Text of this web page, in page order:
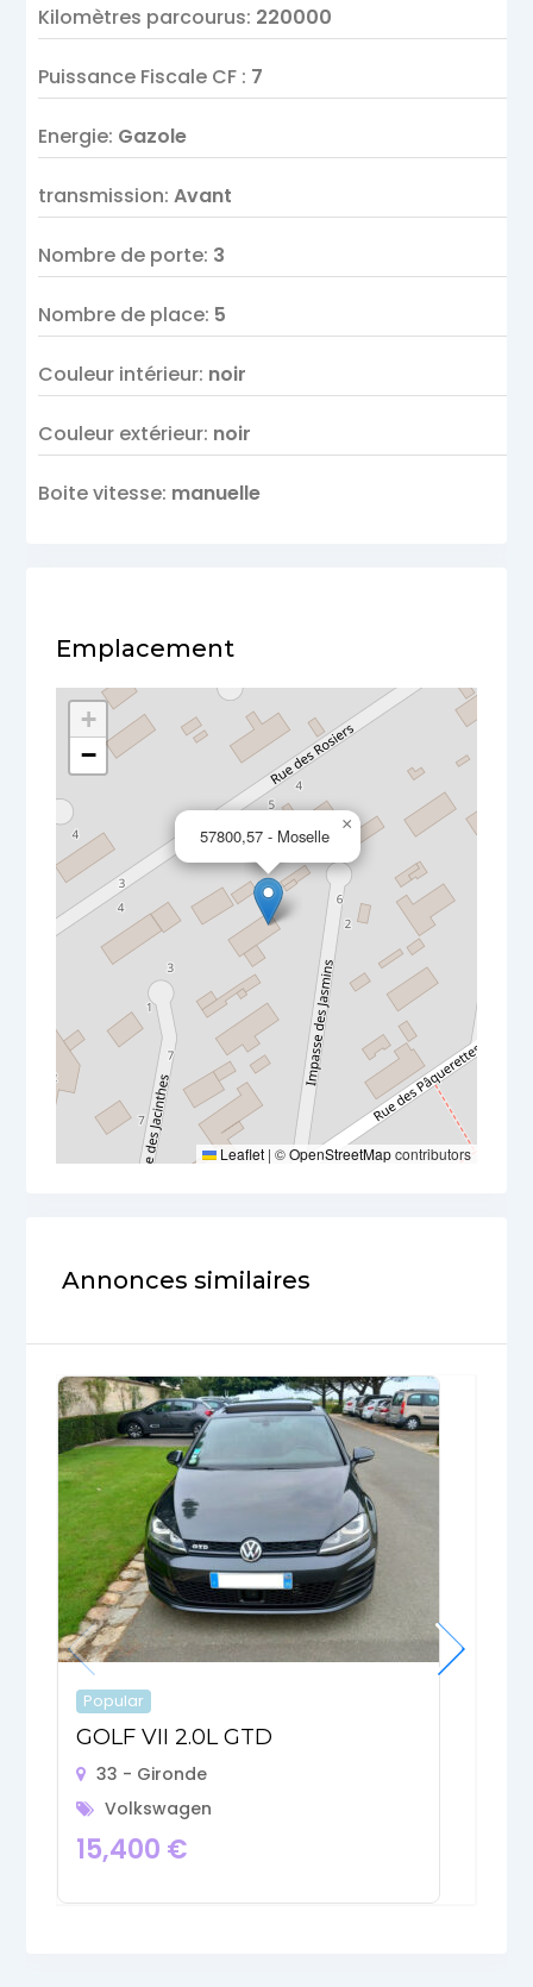
Kilomètres parcourus: 220000
Puissance Fiscale CF : 7
Energie: Gazole
transmission:Avant
Nombre de porte: 3
Nombre de place: 5
Couleur intérieur: noir
Couleur extérieur: noir
Boite vitesse: manuelle
Emplacement
57800,57 - Moselle
×
+
−
Leaflet | ©OpenStreetMapcontributors
Annonces similaires
Popular
GOLF VII 2.0L GTD
33 - Gironde
Volkswagen
15,400 €